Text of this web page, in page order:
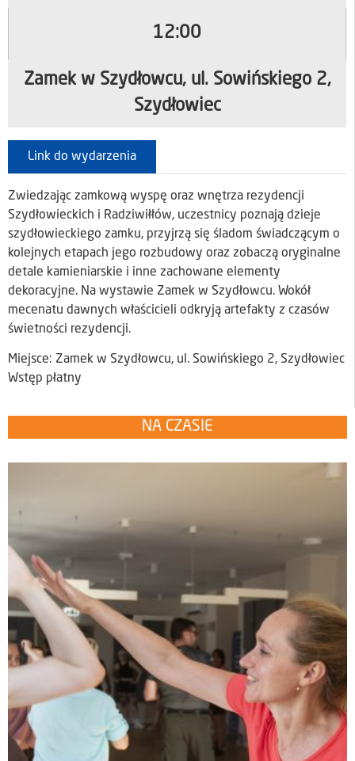
12:00
Zamek w Szydłowcu, ul. Sowińskiego 2,
Szydłowiec
Link do wydarzenia
Zwiedzając zamkową wyspę oraz wnętrza rezydencji
Szydłowieckich i Radziwiłłów, uczestnicy poznają dzieje
szydłowieckiego zamku, przyjrzą się śladom świadczącym o
kolejnych etapach jego rozbudowy oraz zobaczą oryginalne
detale kamieniarskie i inne zachowane elementy
dekoracyjne. Na wystawie Zamek w Szydłowcu. Wokół
mecenatu dawnych właścicieli odkryją artefakty z czasów
świetności rezydencji.
Miejsce: Zamek w Szydłowcu, ul. Sowińskiego 2, Szydłowiec
Wstęp płatny
NA CZASIE